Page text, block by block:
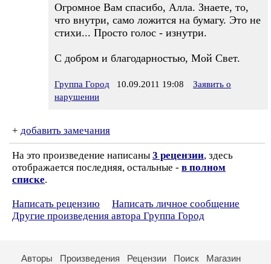
Огромное Вам спасибо, Алла. Знаете, то,
что внутри, само ложится на бумагу. Это не
стихи... Просто голос - изнутри.
С добром и благодарностью, Мой Свет.
Группа Город 10.09.2011 19:08
Заявить о
нарушении
+ добавить замечания
На это произведение написаны 3 рецензии, здесь
отображается последняя, остальные - в полном
списке.
Написать рецензию
Написать личное сообщение
Другие произведения автора Группа Город
Авторы Произведения Рецензии Поиск Магазин